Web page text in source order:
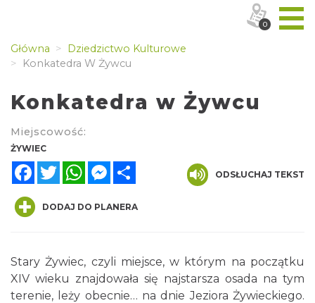
Główna
Dziedzictwo Kulturowe
Konkatedra W Żywcu
Konkatedra w Żywcu
Miejscowość:
ŻYWIEC
FacebookTwitterWhatsAppMessenger
ODSŁUCHAJ TEKST
DODAJ DO PLANERA
Stary Żywiec, czyli miejsce, w którym na początku
XIV wieku znajdowała się najstarsza osada na tym
terenie, leży obecnie… na dnie Jeziora Żywieckiego.
0